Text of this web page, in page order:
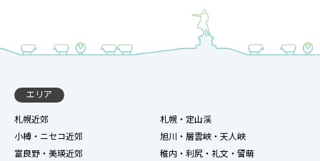
エリア
札幌近郊
札幌・定山渓
小樽・ニセコ近郊
旭川・層雲峡・天人峡
富良野・美瑛近郊
稚内・利尻・礼文・留萌